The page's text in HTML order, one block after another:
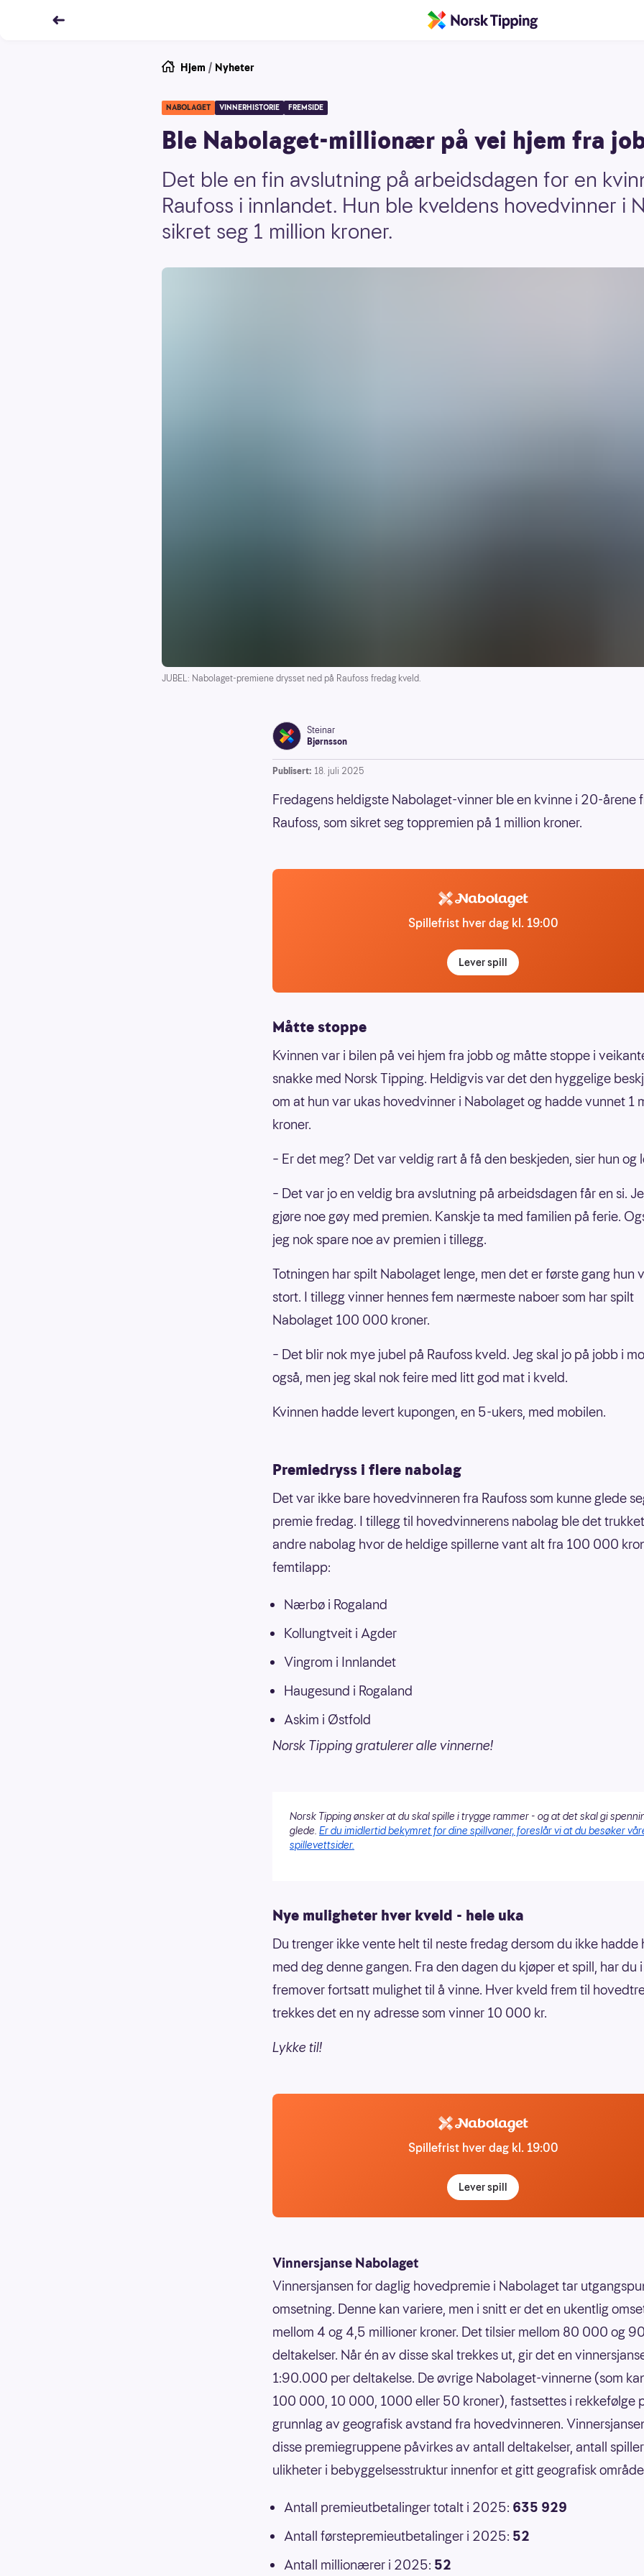
Hjem / Nyheter
NABOLAGET VINNERHISTORIE FREMSIDE
Ble Nabolaget-millionær på vei hjem fra
Det ble en fin avslutning på arbeidsdagen for en
Raufoss i innlandet. Hun ble kveldens hovedvinner i
sikret seg 1 million kroner.
JUBEL: Nabolaget-premiene drysset ned på Raufoss fredag kveld.
Steinar
Bjørnsson
Publisert: 18. juli 2025
Fredagens heldigste Nabolaget-vinner ble en kvinne i 20-årene
Raufoss, som sikret seg toppremien på 1 million kroner.
Spillefrist hver dag kl. 19:00
Lever spill
Måtte stoppe
Kvinnen var i bilen på vei hjem fra jobb og måtte stoppe i
snakke med Norsk Tipping. Heldigvis var det den hyggelige
om at hun var ukas hovedvinner i Nabolaget og hadde vunnet 1
kroner.
– Er det meg? Det var veldig rart å få den beskjeden, sier hun og
– Det var jo en veldig bra avslutning på arbeidsdagen får en si.
gjøre noe gøy med premien. Kanskje ta med familien på ferie.
jeg nok spare noe av premien i tillegg.
Totningen har spilt Nabolaget lenge, men det er første gang hun
stort. I tillegg vinner hennes fem nærmeste naboer som har spilt
Nabolaget 100 000 kroner.
– Det blir nok mye jubel på Raufoss kveld. Jeg skal jo på jobb i
også, men jeg skal nok feire med litt god mat i kveld.
Kvinnen hadde levert kupongen, en 5-ukers, med mobilen.
Premiedryss i flere nabolag
Det var ikke bare hovedvinneren fra Raufoss som kunne glede
premie fredag. I tillegg til hovedvinnerens nabolag ble det
andre nabolag hvor de heldige spillerne vant alt fra 100 000
femtilapp:
Nærbø i Rogaland
Kollungtveit i Agder
Vingrom i Innlandet
Haugesund i Rogaland
Askim i Østfold
Norsk Tipping gratulerer alle vinnerne!
Norsk Tipping ønsker at du skal spille i trygge rammer - og at det skal gi
glede. Er du imidlertid bekymret for dine spillvaner, foreslår vi at du besøker
spillevettsider.
Nye muligheter hver kveld - hele uka
Du trenger ikke vente helt til neste fredag dersom du ikke hadde
med deg denne gangen. Fra den dagen du kjøper et spill, har du
fremover fortsatt mulighet til å vinne. Hver kveld frem til
trekkes det en ny adresse som vinner 10 000 kr.
Lykke til!
Spillefrist hver dag kl. 19:00
Lever spill
Vinnersjanse Nabolaget
Vinnersjansen for daglig hovedpremie i Nabolaget tar
omsetning. Denne kan variere, men i snitt er det en ukentlig
mellom 4 og 4,5 millioner kroner. Det tilsier mellom 80 000 og
deltakelser. Når én av disse skal trekkes ut, gir det en
1:90.000 per deltakelse. De øvrige Nabolaget-vinnerne (som
100 000, 10 000, 1000 eller 50 kroner), fastsettes i rekkefølge
grunnlag av geografisk avstand fra hovedvinneren.
disse premiegruppene påvirkes av antall deltakelser, antall
ulikheter i bebyggelsesstruktur innenfor et gitt geografisk
Antall premieutbetalinger totalt i 2025: 635 929
Antall førstepremieutbetalinger i 2025: 52
Antall millionærer i 2025: 52